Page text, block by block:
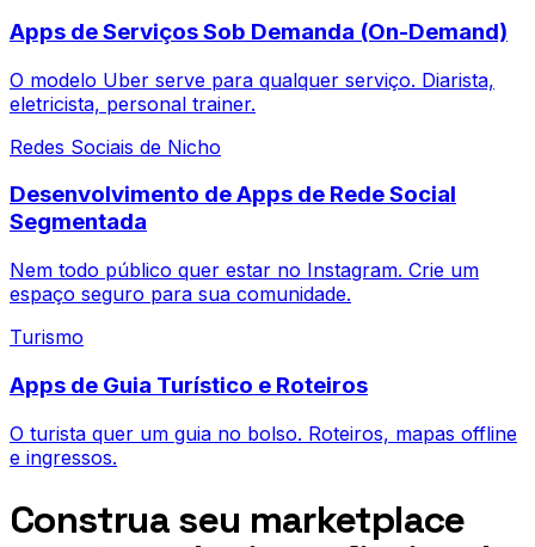
Apps de Serviços Sob Demanda (On-Demand)
O modelo Uber serve para qualquer serviço. Diarista,
eletricista, personal trainer.
Redes Sociais de Nicho
Desenvolvimento de Apps de Rede Social
Segmentada
Nem todo público quer estar no Instagram. Crie um
espaço seguro para sua comunidade.
Turismo
Apps de Guia Turístico e Roteiros
O turista quer um guia no bolso. Roteiros, mapas offline
e ingressos.
Construa seu marketplace